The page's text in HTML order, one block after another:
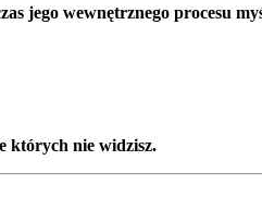
jego wewnętrznego procesu
których nie widzisz.